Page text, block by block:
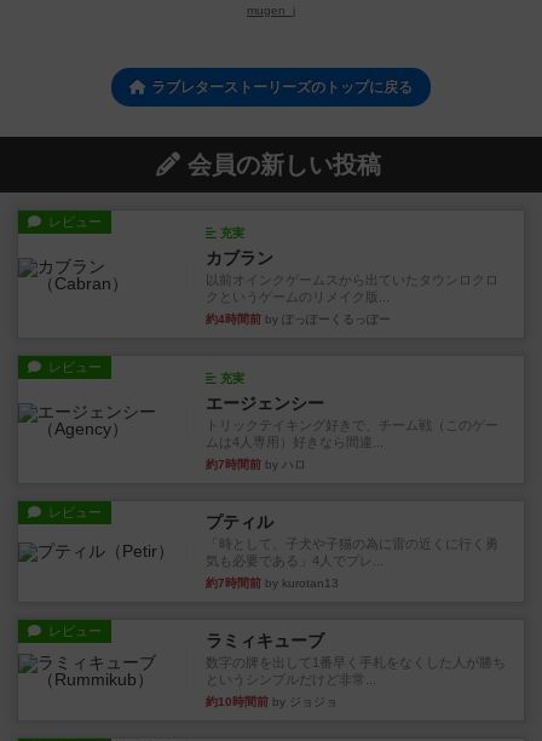
mugen_j
ラブレターストーリーズのトップに戻る
会員の新しい投稿
レビュー
充実
カブラン
以前オインクゲームスから出ていたタウンロクロ
クというゲームのリメイク版...
約4時間前 by ぽっぽーくるっぽー
レビュー
充実
エージェンシー
トリックテイキング好きで、チーム戦（このゲー
ムは4人専用）好きなら間違...
約7時間前 by ハロ
レビュー プティル
「時として、子犬や子猫の為に雷の近くに行く勇
気も必要である」4人でプレ...
約7時間前 by kurotan13
レビュー ラミィキューブ
数字の牌を出して1番早く手札をなくした人が勝ち
というシンプルだけど非常...
約10時間前 by ジョジョ